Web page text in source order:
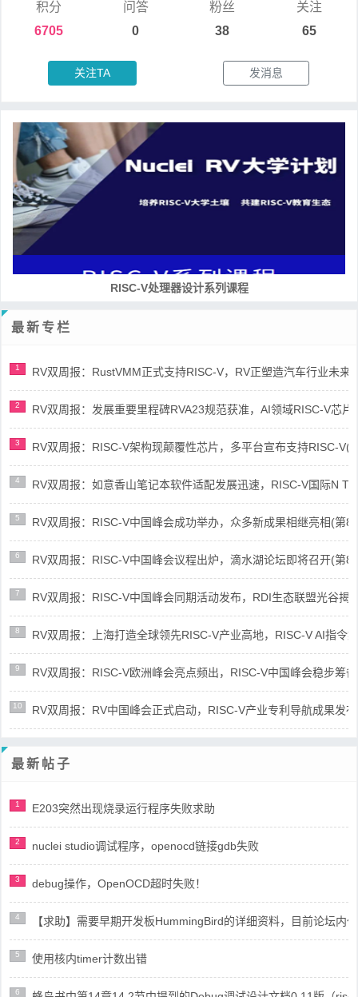
积分
6705
问答
0
粉丝
38
关注
65
关注TA 发消息
RISC-V处理器设计系列课程
最新专栏
1 RV双周报：RustVMM正式支持RISC-V，RV正塑造汽车行业未来
2 RV双周报：发展重要里程碑RVA23规范获准，AI领域RISC-V芯
3 RV双周报：RISC-V架构现颠覆性芯片，多平台宣布支持RISC-V(
4 RV双周报：如意香山笔记本软件适配发展迅速，RISC-V国际N
5 RV双周报：RISC-V中国峰会成功举办，众多新成果相继亮相(第
6 RV双周报：RISC-V中国峰会议程出炉，滴水湖论坛即将召开(第
7 RV双周报：RISC-V中国峰会同期活动发布，RDI生态联盟光谷揭
8 RV双周报：上海打造全球领先RISC-V产业高地，RISC-V AI指令
9 RV双周报：RISC-V欧洲峰会亮点频出，RISC-V中国峰会稳步筹
10 RV双周报：RV中国峰会正式启动，RISC-V产业专利导航成果发
最新帖子
1 E203突然出现烧录运行程序失败求助
2 nuclei studio调试程序，openocd链接gdb失败
3 debug操作，OpenOCD超时失败！
4 【求助】需要早期开发板HummingBird的详细资料，目前论坛内
5 使用核内timer计数出错
6